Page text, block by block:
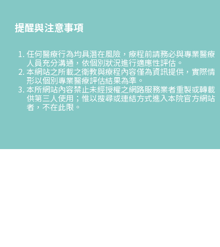
提醒與注意事項
任何醫療行為均具潛在風險，療程前請務必與專業醫療
人員充分溝通，依個別狀況進行適應性評估。
本網站之所載之衛教與療程內容僅為資訊提供，實際情
形以個別專業醫療評估結果為準。
本所網站內容禁止未經授權之網路服務業者重製或轉載
供第三人使用；惟以搜尋或連結方式進入本院官方網站
者，不在此限。